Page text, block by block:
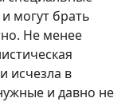
могут брать
Не менее
исчезла в
и давно не